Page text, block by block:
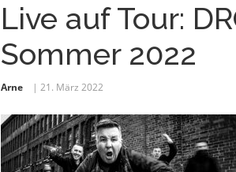
Live auf Tour:
Sommer 2022
Arne 21. März 2022